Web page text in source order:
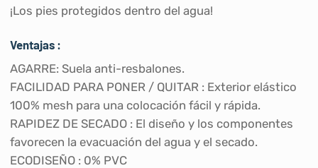
¡Los pies protegidos dentro del agua!
Ventajas :
AGARRE: Suela anti-resbalones.
FACILIDAD PARA PONER / QUITAR : Exterior elástico
100% mesh para una colocación fácil y rápida.
RAPIDEZ DE SECADO : El diseño y los componentes
favorecen la evacuación del agua y el secado.
ECODISEÑO : 0% PVC